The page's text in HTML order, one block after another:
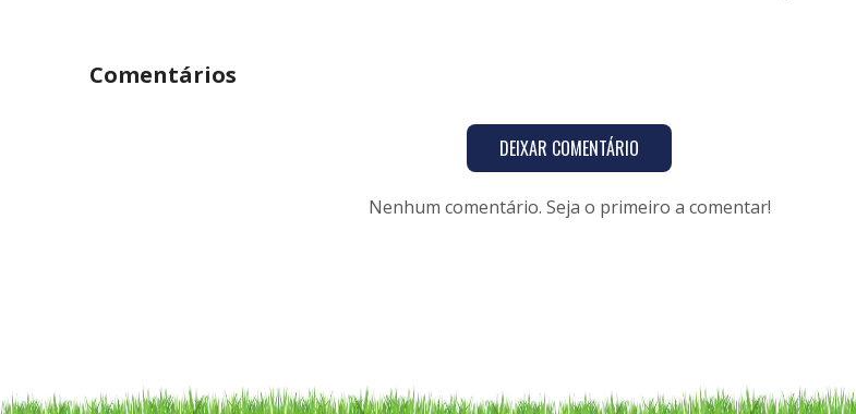
Comentários
DEIXAR COMENTÁRIO
Nenhum comentário. Seja o primeiro a comentar!